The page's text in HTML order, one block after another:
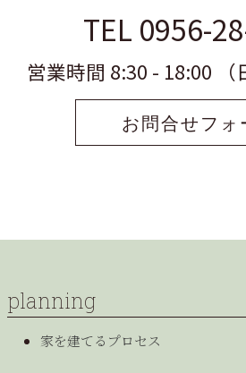
TEL 0956-
営業時間 8:30 - 18:00 （
お問合せフォ
planning
家を建てるプロセス